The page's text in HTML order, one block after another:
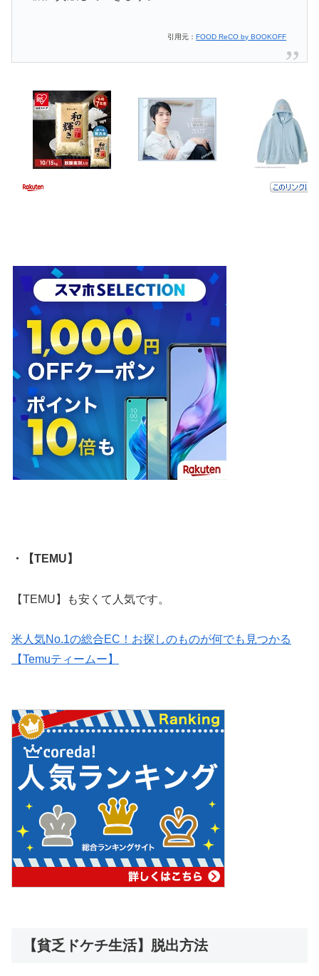
引用元：FOOD ReCO by BOOKOFF
・【TEMU】
【TEMU】も安くて人気です。
米人気No.1の総合EC！お探しのものが何でも見つかる
【Temuティームー】
【貧乏ドケチ生活】脱出方法